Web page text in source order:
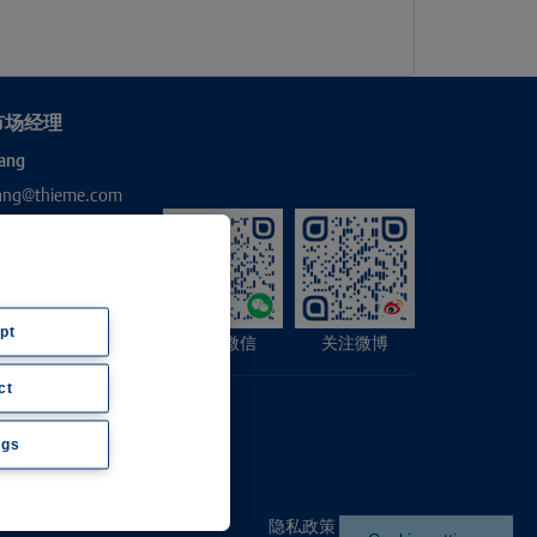
经理
关注微博
关注微信
隐私政策